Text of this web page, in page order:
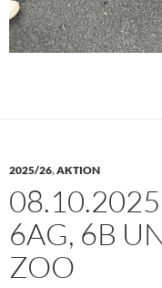
2025/26,AKTION
6AG, 6B
ZOO